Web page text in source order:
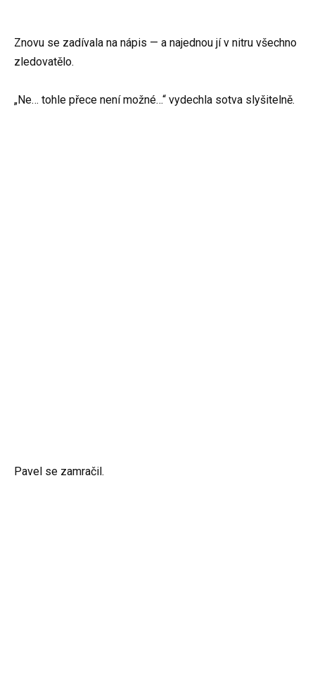
Znovu se zadívala na nápis — a najednou jí v nitru všechno
zledovatělo.
„Ne… tohle přece není možné…“ vydechla sotva slyšitelně.
Pavel se zamračil.